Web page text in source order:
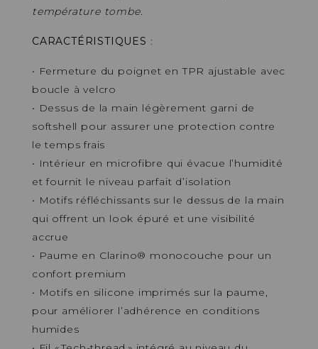
température tombe.
CARACTÉRISTIQUES :
• Fermeture du poignet en TPR ajustable avec
boucle à velcro
• Dessus de la main légèrement garni de
softshell pour assurer une protection contre
le temps frais
• Intérieur en microfibre qui évacue l’humidité
et fournit le niveau parfait d’isolation
• Motifs réfléchissants sur le dessus de la main
qui offrent un look épuré et une visibilité
accrue
• Paume en Clarino® monocouche pour un
confort premium
• Motifs en silicone imprimés sur la paume,
pour améliorer l’adhérence en conditions
humides